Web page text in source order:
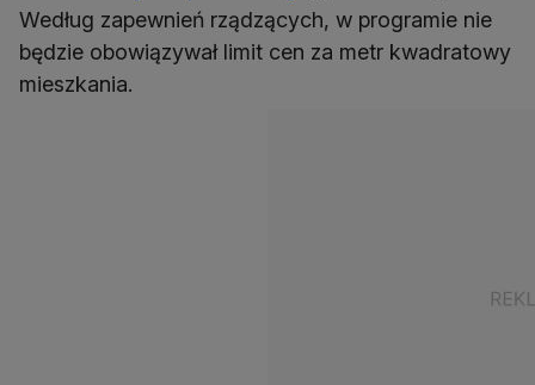
Według zapewnień rządzących, w programie nie
będzie obowiązywał limit cen za metr kwadratowy